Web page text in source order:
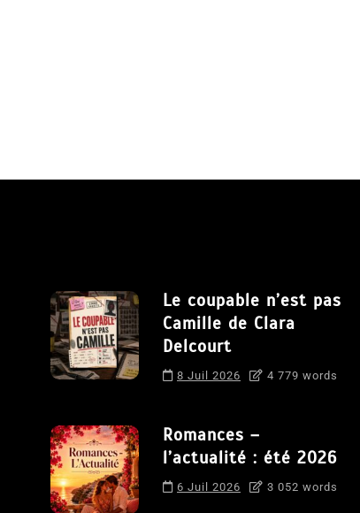
Le coupable n’est pas
Camille de Clara
Delcourt
8 Juil 2026 4 779 words
Romances –
l’actualité : été 2026
6 Juil 2026 3 052 words